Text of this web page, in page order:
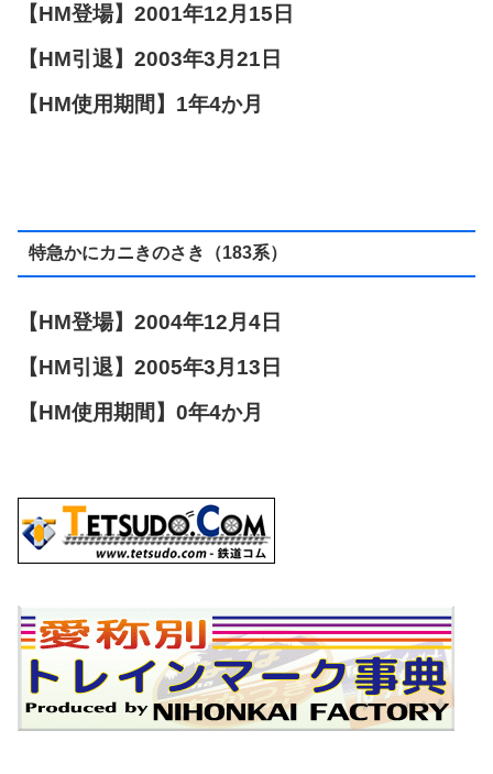
【HM登場】2001年12月15日
【HM引退】2003年3月21日
【HM使用期間】1年4か月
特急かにカニきのさき（183系）
【HM登場】2004年12月4日
【HM引退】2005年3月13日
【HM使用期間】0年4か月